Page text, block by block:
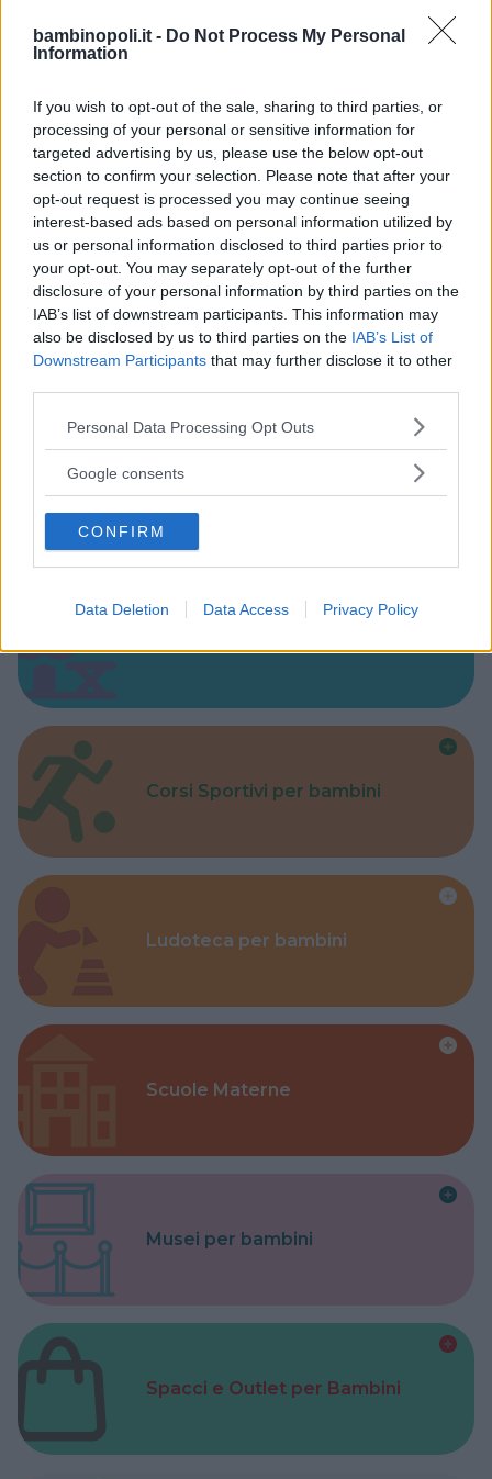
bambinopoli.it - Do Not Process My Personal
Information
If you wish to opt-out of the sale, sharing to third parties, or
processing of your personal or sensitive information for
targeted advertising by us, please use the below opt-out
section to confirm your selection. Please note that after your
opt-out request is processed you may continue seeing
interest-based ads based on personal information utilized by
us or personal information disclosed to third parties prior to
your opt-out. You may separately opt-out of the further
disclosure of your personal information by third parties on the
IAB’s list of downstream participants. This information may
also be disclosed by us to third parties on the IAB’s List of
Downstream Participants that may further disclose it to other
Please note that this website/app uses one or more Google
not limited to your visit or usage behaviour. You may click to
use your data for below specified purposes in below Google
consent section.
Personal Data Processing Opt Outs
Google consents
CONFIRM
Data Deletion Data Access Privacy Policy
Asili Nido
Feste
Kinderheim
Baby Sitter
Corsi Sportivi per bambini
Ludoteca per bambini
Scuole Materne
Musei per bambini
Spacci e Outlet per Bambini